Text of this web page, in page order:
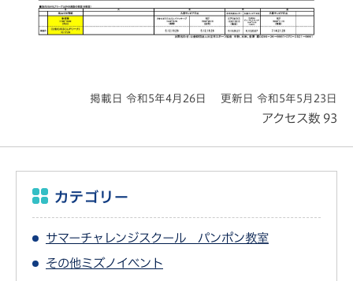
掲載日 令和5年4月26日 更新日 令和5年5月23日
アクセス数 93
カテゴリー
サマーチャレンジスクール パンポン教室
その他ミズノイベント